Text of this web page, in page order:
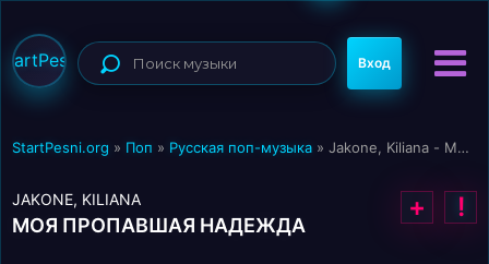
Вход
StartPesni.org » Поп » Русская поп-музыка » Jakone, Kiliana - Моя пропавшая надежда
JAKONE, KILIANA
МОЯ ПРОПАВШАЯ НАДЕЖДА
+ !